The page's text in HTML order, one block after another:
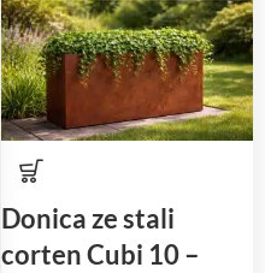
Donica ze stali
corten Cubi 10 –